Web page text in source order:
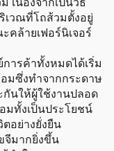
วณที่โถส้วมตั้งอยู่
คล้ายเฟอร์นิเจอร์
ารค้าทั้งหมดได้เริ่ม
มซึ่งทำจากกระดาษ
นให้ผู้ใช้งานปลอด
มทั้งเป็นประโยชน์
อย่างยั่งยืน
จีมากยิ่งขึ้น